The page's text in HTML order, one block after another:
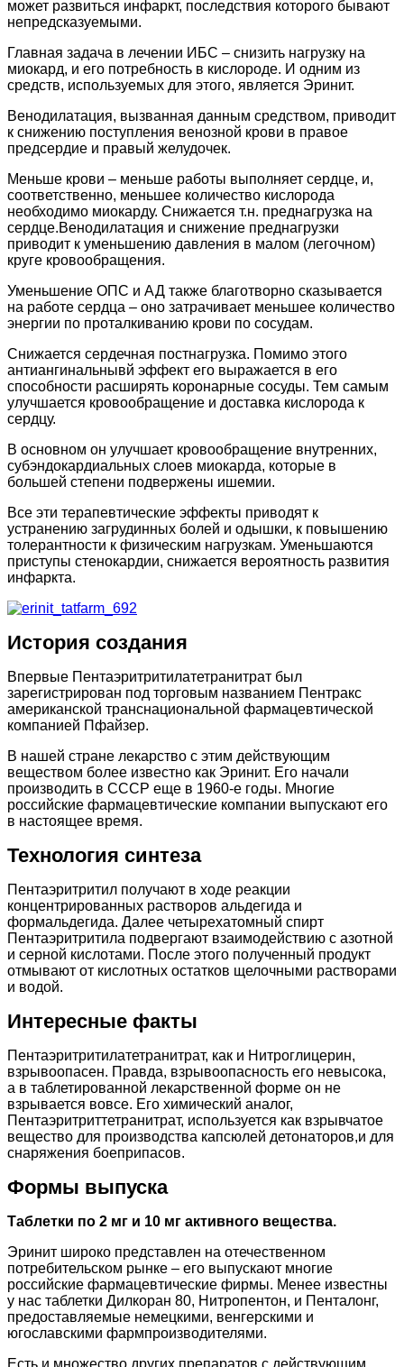
может развиться инфаркт, последствия которого бывают
непредсказуемыми.
Главная задача в лечении ИБС – снизить нагрузку на
миокард, и его потребность в кислороде. И одним из
средств, используемых для этого, является Эринит.
Венодилатация, вызванная данным средством, приводит
к снижению поступления венозной крови в правое
предсердие и правый желудочек.
Меньше крови – меньше работы выполняет сердце, и,
соответственно, меньшее количество кислорода
необходимо миокарду. Снижается т.н. преднагрузка на
сердце.Венодилатация и снижение преднагрузки
приводит к уменьшению давления в малом (легочном)
круге кровообращения.
Уменьшение ОПС и АД также благотворно сказывается
на работе сердца – оно затрачивает меньшее количество
энергии по проталкиванию крови по сосудам.
Снижается сердечная постнагрузка. Помимо этого
антиангинальнывй эффект его выражается в его
способности расширять коронарные сосуды. Тем самым
улучшается кровообращение и доставка кислорода к
сердцу.
В основном он улучшает кровообращение внутренних,
субэндокардиальных слоев миокарда, которые в
большей степени подвержены ишемии.
Все эти терапевтические эффекты приводят к
устранению загрудинных болей и одышки, к повышению
толерантности к физическим нагрузкам. Уменьшаются
приступы стенокардии, снижается вероятность развития
инфаркта.
История создания
Впервые Пентаэритритилатетранитрат был
зарегистрирован под торговым названием Пентракс
американской транснациональной фармацевтической
компанией Пфайзер.
В нашей стране лекарство с этим действующим
веществом более известно как Эринит. Его начали
производить в СССР еще в 1960-е годы. Многие
российские фармацевтические компании выпускают его
в настоящее время.
Технология синтеза
Пентаэритритил получают в ходе реакции
концентрированных растворов альдегида и
формальдегида. Далее четырехатомный спирт
Пентаэритритила подвергают взаимодействию с азотной
и серной кислотами. После этого полученный продукт
отмывают от кислотных остатков щелочными растворами
и водой.
Интересные факты
Пентаэритритилатетранитрат, как и Нитроглицерин,
взрывоопасен. Правда, взрывоопасность его невысока,
а в таблетированной лекарственной форме он не
взрывается вовсе. Его химический аналог,
Пентаэритриттетранитрат, используется как взрывчатое
вещество для производства капсюлей детонаторов,и для
снаряжения боеприпасов.
Формы выпуска
Таблетки по 2 мг и 10 мг активного вещества.
Эринит широко представлен на отечественном
потребительском рынке – его выпускают многие
российские фармацевтические фирмы. Менее известны
у нас таблетки Дилкоран 80, Нитропентон, и Пенталонг,
предоставляемые немецкими, венгерскими и
югославскими фармпроизводителями.
Есть и множество других препаратов с действующим